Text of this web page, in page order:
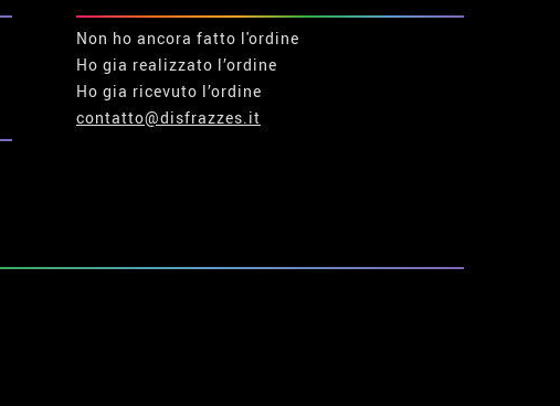
Non ho ancora fatto l'ordine
Ho gia realizzato l’ordine
Ho gia ricevuto l’ordine
contatto@disfrazzes.it